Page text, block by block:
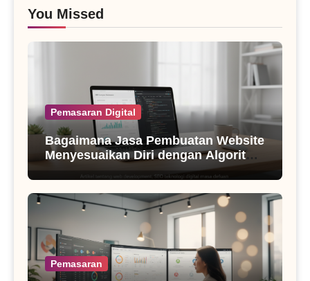
You Missed
Pemasaran Digital
Bagaimana Jasa Pembuatan Website
Menyesuaikan Diri dengan Algoritma
SEO Masa Kini
Pemasaran